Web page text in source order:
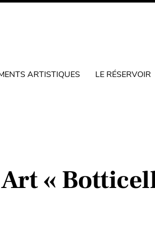
ARTISTIQUES LE RÉSERVOIR
«